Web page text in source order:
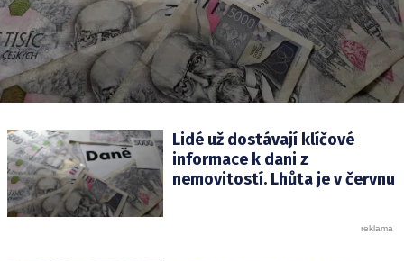
Lidé už dostávají klíčové
informace k dani z
nemovitostí. Lhůta je v červnu